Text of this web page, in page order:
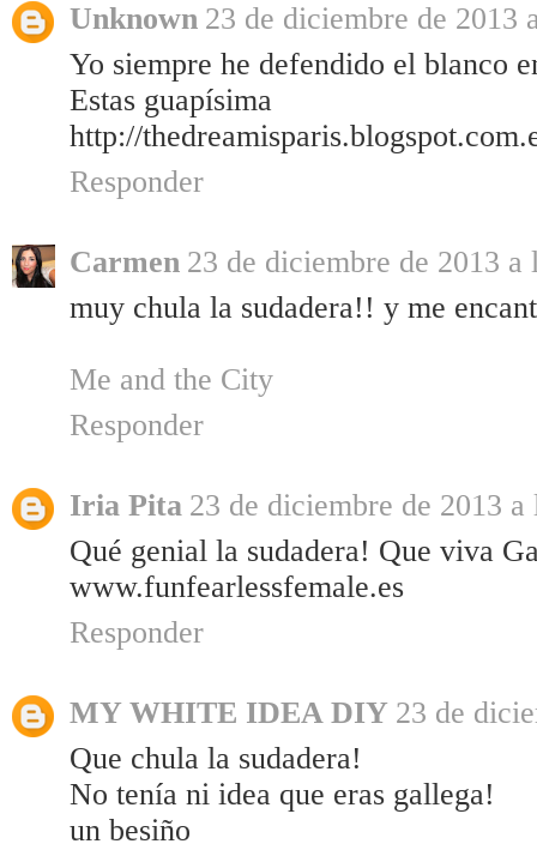
Unknown 23 de diciembre de 2013
Yo siempre he defendido el blanco
Estas guapísima
http://
Responder
Carmen 23 de diciembre de 2013 a
muy chula la sudadera!! y me
Me and the City
Responder
Iria Pita 23 de diciembre de 2013 a
Qué genial la sudadera! Que viva
www.funfearlessfemale.es
Responder
MY WHITE IDEA DIY 23 de
Que chula la sudadera!
No tenía ni idea que eras gallega!
un besiño